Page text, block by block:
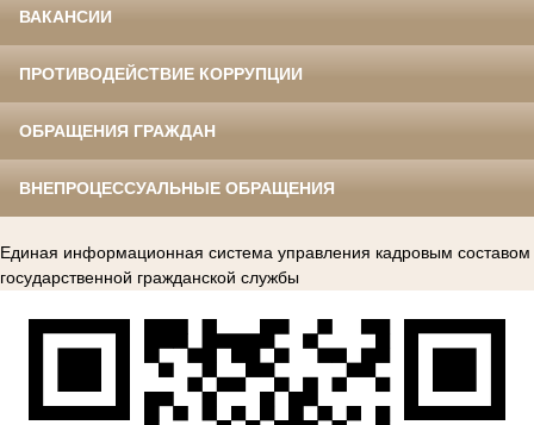
ВАКАНСИИ
ПРОТИВОДЕЙСТВИЕ КОРРУПЦИИ
ОБРАЩЕНИЯ ГРАЖДАН
ВНЕПРОЦЕССУАЛЬНЫЕ ОБРАЩЕНИЯ
Единая информационная система управления кадровым составом
государственной гражданской службы